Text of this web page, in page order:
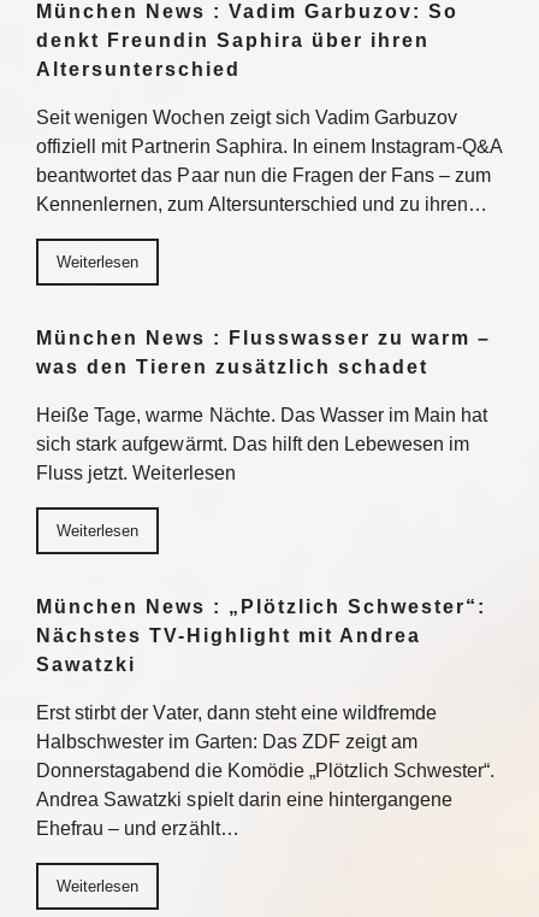
München News : Vadim Garbuzov: So
denkt Freundin Saphira über ihren
Altersunterschied
Seit wenigen Wochen zeigt sich Vadim Garbuzov
offiziell mit Partnerin Saphira. In einem Instagram-Q&A
beantwortet das Paar nun die Fragen der Fans – zum
Kennenlernen, zum Altersunterschied und zu ihren…
Weiterlesen
München News : Flusswasser zu warm –
was den Tieren zusätzlich schadet
Heiße Tage, warme Nächte. Das Wasser im Main hat
sich stark aufgewärmt. Das hilft den Lebewesen im
Fluss jetzt. Weiterlesen
Weiterlesen
München News : „Plötzlich Schwester“:
Nächstes TV-Highlight mit Andrea
Sawatzki
Erst stirbt der Vater, dann steht eine wildfremde
Halbschwester im Garten: Das ZDF zeigt am
Donnerstagabend die Komödie „Plötzlich Schwester“.
Andrea Sawatzki spielt darin eine hintergangene
Ehefrau – und erzählt…
Weiterlesen